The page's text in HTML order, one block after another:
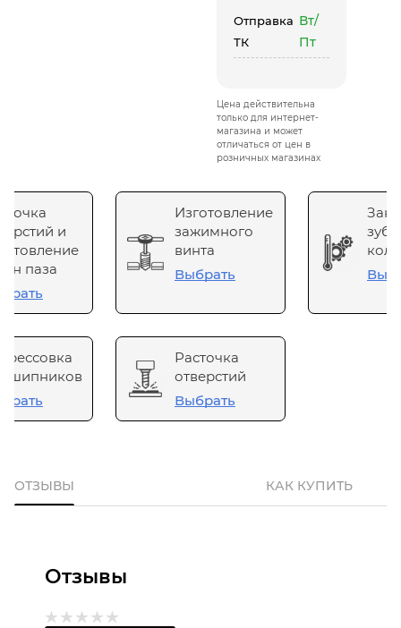
Отправка
ТК
Вт/
Пт
Цена действительна
только для интернет-
магазина и может
отличаться от цен в
розничных магазинах
и
паза
Изготовление
зажимного
винта
Выбрать
Расточка
отверстий
Выбрать
ОТЗЫВЫ КАК КУПИТЬ
Отзывы